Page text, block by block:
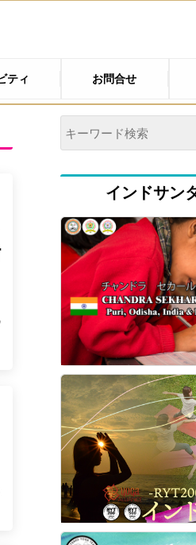
ティ お問合せ
インドサン